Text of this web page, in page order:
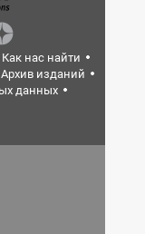
Как нас найти
Архив изданий
данных